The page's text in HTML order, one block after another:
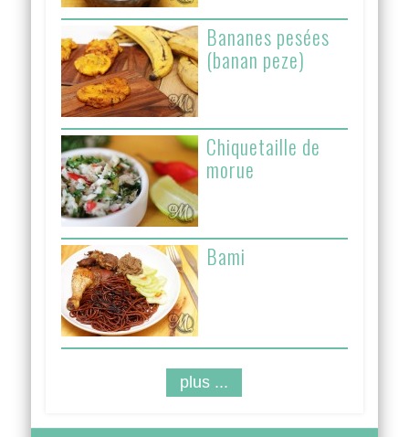
Bananes pesées
(banan peze)
Chiquetaille de
morue
Bami
plus ...